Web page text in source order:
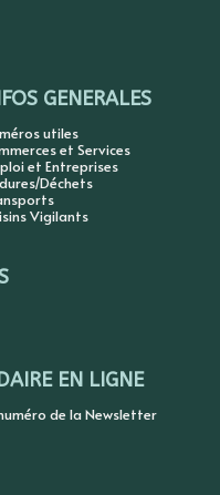
GENERALES
utiles
et Services
et Entreprises
Déchets
Vigilants
EN LIGNE
de la Newsletter